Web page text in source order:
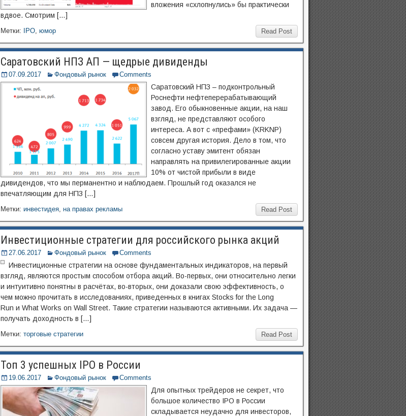
вложения «схлопнулись» бы практически
вдвое. Смотрим […]
Read Post
Метки: IPO, юмор
Саратовский НПЗ АП — щедрые дивиденды
07.09.2017 Фондовый рынок Comments
Саратовский НПЗ – подконтрольный
Роснефти нефтеперерабатывающий
завод. Его обыкновенные акции, на наш
взгляд, не представляют особого
интереса. А вот с «префами» (KRKNP)
совсем другая история. Дело в том, что
согласно уставу эмитент обязан
направлять на привилегированные акции
10% от чистой прибыли в виде
дивидендов, что мы перманентно и наблюдаем. Прошлый год оказался не
впечатляющим для НПЗ […]
Read Post
Метки: инвестидея, на правах рекламы
Инвестиционные стратегии для российского рынка акций
27.06.2017 Фондовый рынок Comments
Инвестиционные стратегии на основе фундаментальных индикаторов, на первый
взгляд, являются простым способом отбора акций. Во-первых, они относительно легки
и интуитивно понятны в расчётах, во-вторых, они доказали свою эффективность, о
чем можно прочитать в исследованиях, приведенных в книгах Stocks for the Long
Run и What Works on Wall Street. Такие стратегии называются активными. Их задача —
получать доходность в […]
Read Post
Метки: торговые стратегии
Топ 3 успешных IPO в России
19.06.2017 Фондовый рынок Comments
Для опытных трейдеров не секрет, что
большое количество IPO в России
складывается неудачно для инвесторов,